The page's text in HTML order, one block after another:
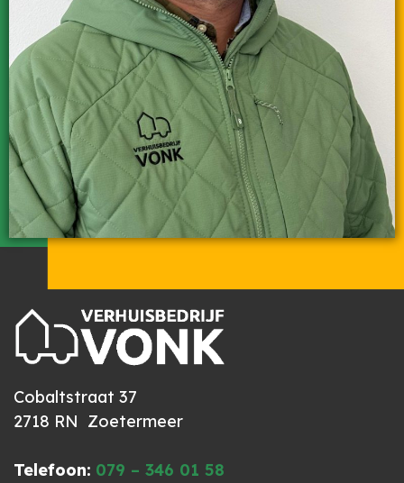
Cobaltstraat 37
2718 RN Zoetermeer
Telefoon: 079 – 346 01 58